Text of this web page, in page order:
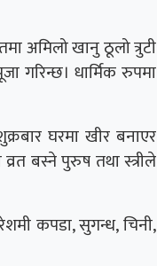
अमिलो खानु ठूलो त्रुटी
गरिन्छ। धार्मिक रुपमा
घरमा खीर बनाएर
बस्ने पुरुष तथा स्त्रीले
कपडा, सुगन्ध, चिनी,